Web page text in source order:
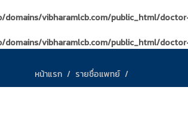
domains/vibharamlcb.com/public_html/
domains/vibharamlcb.com/public_html/
หน้าแรก รายชื่อแพทย์